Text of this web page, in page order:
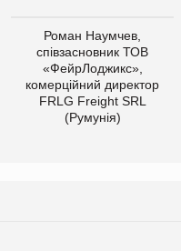
Роман Наумчев,
співзасновник ТОВ
«ФейрЛоджикс»,
комерційний директор
FRLG Freight SRL
(Румунія)